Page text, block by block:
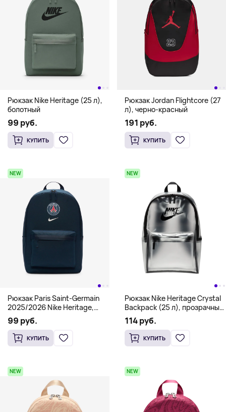
Рюкзак Nike Heritage (25 л),
болотный
99 руб.
КУПИТЬ
Рюкзак Jordan Flightcore (27
л), черно-красный
191 руб.
КУПИТЬ
NEW
Рюкзак Paris Saint-Germain
2025/2026 Nike Heritage,
темно-синий
99 руб.
КУПИТЬ
NEW
Рюкзак Nike Heritage Crystal
Backpack (25 л), прозрачный
с черным логотипом
114 руб.
КУПИТЬ
NEW NEW